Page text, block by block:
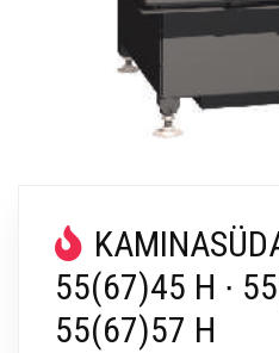
55(67)45 H ∙
55(67)57 H